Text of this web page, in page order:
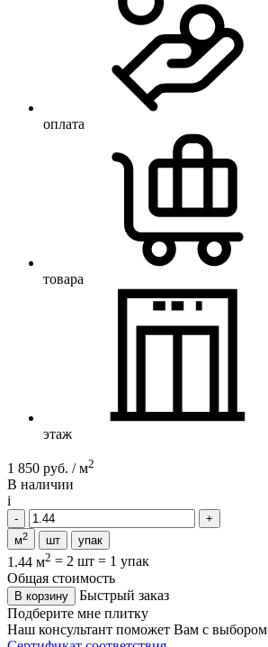
оплата
товара
этаж
1 850 руб. / м2
В наличии
i
м2 шт упак
1.44 м2 = 2 шт = 1 упак
Общая стоимость
В корзину
Быстрый заказ
Подберите мне плитку
Наш консультант поможет Вам с выбором